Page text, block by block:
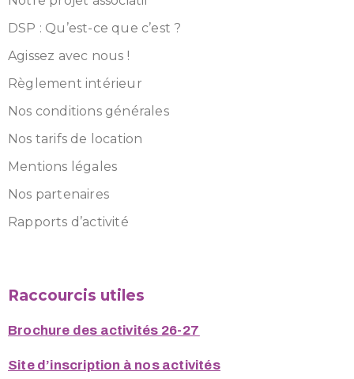
DSP : Qu’est-ce que c’est ?
Agissez avec nous !
Règlement intérieur
Nos conditions générales
Nos tarifs de location
Mentions légales
Nos partenaires
Rapports d’activité
Raccourcis utiles
Brochure des activités 26-27
Site d’inscription à nos activités